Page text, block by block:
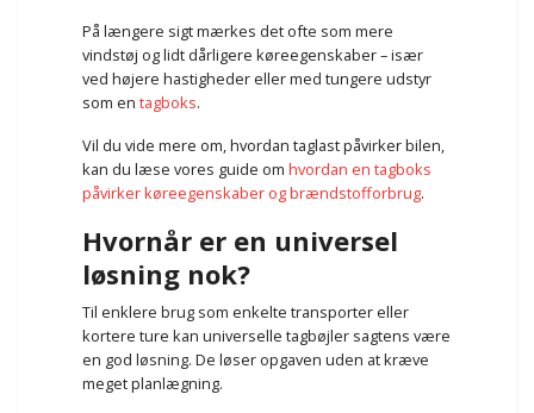
På længere sigt mærkes det ofte som mere
vindstøj og lidt dårligere køreegenskaber – især
ved højere hastigheder eller med tungere udstyr
som en tagboks.
Vil du vide mere om, hvordan taglast påvirker bilen,
kan du læse vores guide om hvordan en tagboks
påvirker køreegenskaber og brændstofforbrug.
Hvornår er en universel
løsning nok?
Til enklere brug som enkelte transporter eller
kortere ture kan universelle tagbøjler sagtens være
en god løsning. De løser opgaven uden at kræve
meget planlægning.